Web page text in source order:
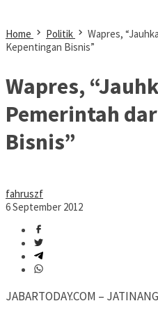
Home Politik
Wapres,
Kepentingan Bisnis”
Wapres,
Pemerintah
Bisnis”
fahruszf
6 September 2012
JABARTODAY.COM –